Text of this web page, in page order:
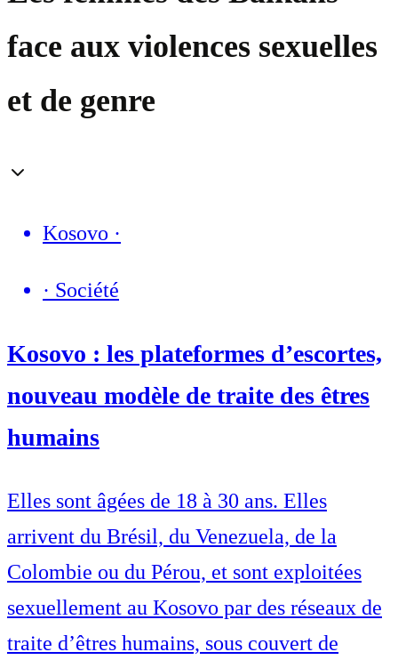
face aux violences sexuelles
et de genre
Kosovo ·
· Société
Kosovo : les plateformes d’escortes,
nouveau modèle de traite des êtres
humains
Elles sont âgées de 18 à 30 ans. Elles
arrivent du Brésil, du Venezuela, de la
Colombie ou du Pérou, et sont exploitées
sexuellement au Kosovo par des réseaux de
traite d’êtres humains, sous couvert de